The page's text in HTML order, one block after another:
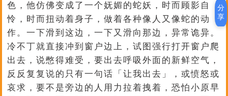
色，他仿佛变成了一个妩媚的蛇妖，时而顾影自
怜，时而扭动着身子，做着各种像人又像蛇的动
作。一下滑到这边，一下又滑向那边，异常诡异。
冷不丁就直接冲到窗户边上，试图强行打开窗户爬
出去，说憋得难受，要出去呼吸外面的新鲜空气，
反反复复说的只有一句话「让我出去」，或愤怒或
哀求，要不是旁边的人用力拉着拽着，恐怕小原早
分
享